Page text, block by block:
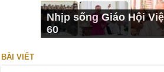
Nhịp sống Giáo Hội
60
BÀI VIẾT